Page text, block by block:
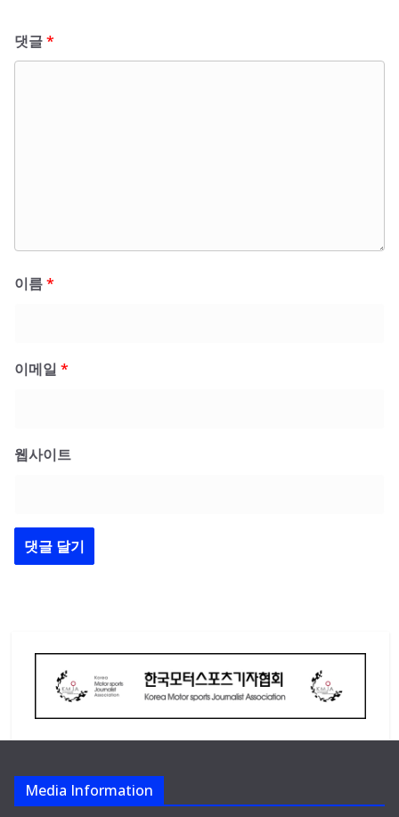
댓글*
이름*
이메일 *
웹사이트
Media Information